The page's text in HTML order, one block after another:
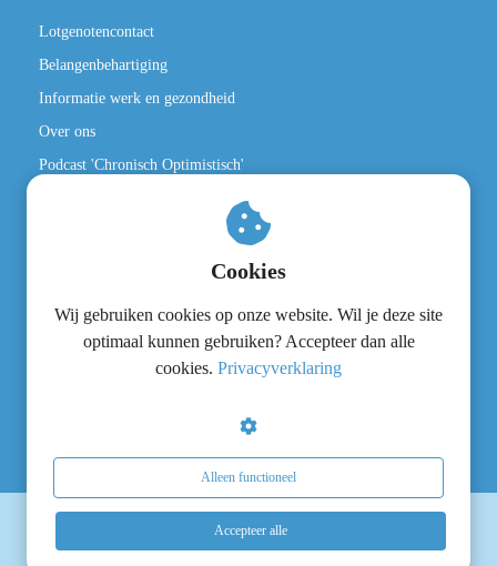
Lotgenotencontact
Belangenbehartiging
Informatie werk en gezondheid
Over ons
Podcast 'Chronisch Optimistisch'
© Stichting Centrum Chronisch Ziek & Werk 2012 - 2026 -
Cookies
Wij gebruiken cookies op onze website. Wil je deze site
optimaal kunnen gebruiken? Accepteer dan alle
cookies. Privacyverklaring
Alleen functioneel
Accepteer alle